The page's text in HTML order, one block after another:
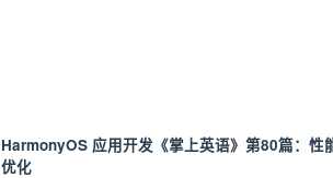
HarmonyOS 应用开发《掌上英语》第80篇：
优化